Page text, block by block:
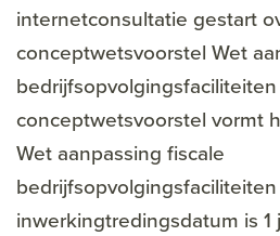
internetconsultatie gestart
conceptwetsvoorstel Wet
conceptwetsvoorstel vormt
Wet aanpassing fiscale
inwerkingtredingsdatum is 1